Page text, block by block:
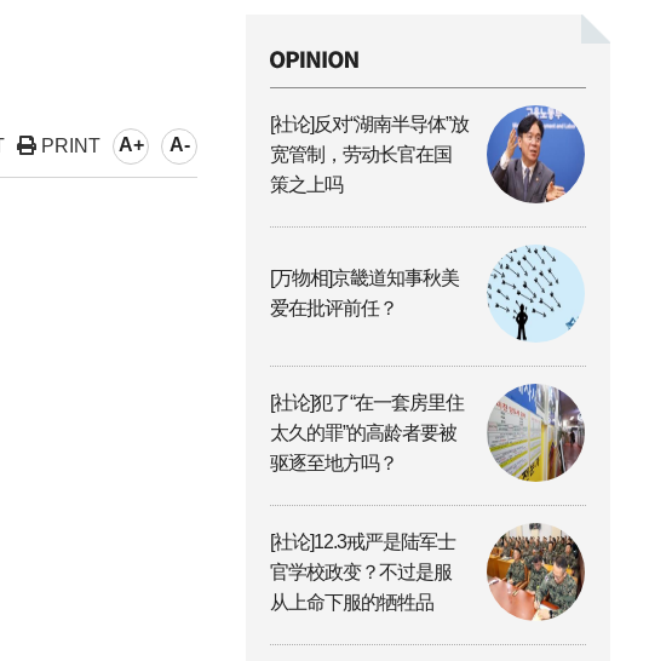
PRINT A+ A-
[社论]反对“湖南半导体”放
宽管制，劳动长官在国
策之上吗
[万物相]京畿道知事秋美
爱在批评前任？
[社论]犯了“在一套房里住
太久的罪”的高龄者要被
驱逐至地方吗？
[社论]12.3戒严是陆军士
官学校政变？不过是服
从上命下服的牺牲品